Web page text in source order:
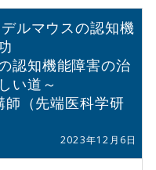
ルマウスの認知機
認知機能障害の治
い道～
（先端医科学研
2023年12月6日